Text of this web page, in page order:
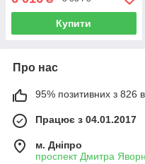
Купити
Про нас
95% позитивних з 826
Працює з 04.01.2017
м. Дніпро
проспект Дмитра